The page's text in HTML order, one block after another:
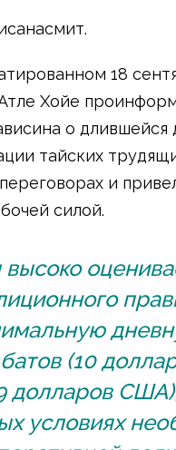
18
Хойе
о
тайских
и
силой.
высоко
(10
долларов
условиях